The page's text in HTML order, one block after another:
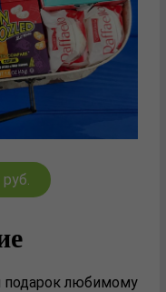
подарок любимому